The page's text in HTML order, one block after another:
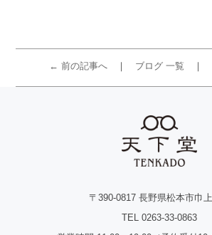
← 前の記事へ ブログ 一覧
〒390-0817 長野県松本市巾
TEL 0263-33-0863